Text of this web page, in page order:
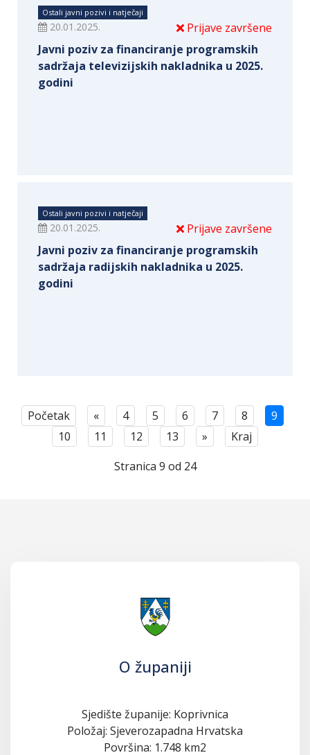
Ostali javni pozivi i natječaji
Prijave završene
20.01.2025.
Javni poziv za financiranje programskih
sadržaja televizijskih nakladnika u 2025.
godini
Ostali javni pozivi i natječaji
Prijave završene
20.01.2025.
Javni poziv za financiranje programskih
sadržaja radijskih nakladnika u 2025.
godini
Početak « 4 5 6 7 8
9
10
11 12 13 »
Kraj
Stranica 9 od 24
O županiji
Sjedište županije: Koprivnica
Položaj: Sjeverozapadna Hrvatska
Površina: 1.748 km2